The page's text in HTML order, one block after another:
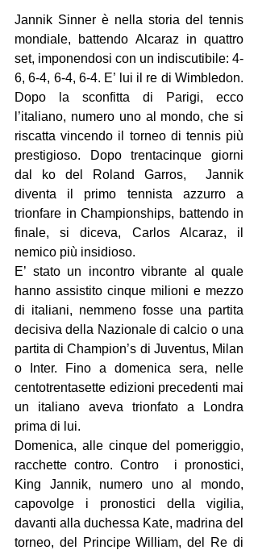
Jannik Sinner è nella storia del tennis
mondiale, battendo Alcaraz in quattro
set, imponendosi con un indiscutibile: 4-
6, 6-4, 6-4, 6-4. E’ lui il re di Wimbledon.
Dopo la sconfitta di Parigi, ecco
l’italiano, numero uno al mondo, che si
riscatta vincendo il torneo di tennis più
prestigioso. Dopo trentacinque giorni
dal ko del Roland Garros,  Jannik
diventa il primo tennista azzurro a
trionfare in Championships, battendo in
finale, si diceva, Carlos Alcaraz, il
nemico più insidioso.
E’ stato un incontro vibrante al quale
hanno assistito cinque milioni e mezzo
di italiani, nemmeno fosse una partita
decisiva della Nazionale di calcio o una
partita di Champion’s di Juventus, Milan
o Inter. Fino a domenica sera, nelle
centotrentasette edizioni precedenti mai
un italiano aveva trionfato a Londra
prima di lui.
Domenica, alle cinque del pomeriggio,
racchette contro. Contro  i pronostici,
King Jannik, numero uno al mondo,
capovolge i pronostici della vigilia,
davanti alla duchessa Kate, madrina del
torneo, del Principe William, del Re di